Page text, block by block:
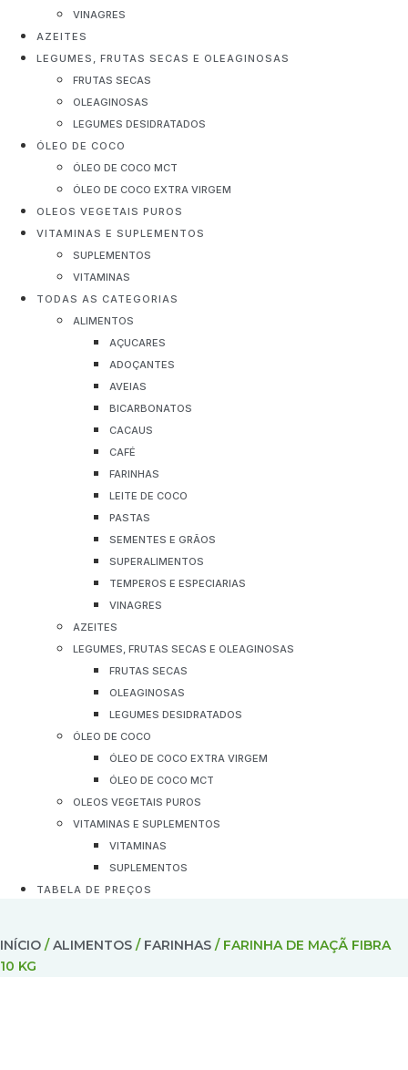
VINAGRES
AZEITES
LEGUMES, FRUTAS SECAS E OLEAGINOSAS
FRUTAS SECAS
OLEAGINOSAS
LEGUMES DESIDRATADOS
ÓLEO DE COCO
ÓLEO DE COCO MCT
ÓLEO DE COCO EXTRA VIRGEM
OLEOS VEGETAIS PUROS
VITAMINAS E SUPLEMENTOS
SUPLEMENTOS
VITAMINAS
TODAS AS CATEGORIAS
ALIMENTOS
AÇUCARES
ADOÇANTES
AVEIAS
BICARBONATOS
CACAUS
CAFÉ
FARINHAS
LEITE DE COCO
PASTAS
SEMENTES E GRÃOS
SUPERALIMENTOS
TEMPEROS E ESPECIARIAS
VINAGRES
AZEITES
LEGUMES, FRUTAS SECAS E OLEAGINOSAS
FRUTAS SECAS
OLEAGINOSAS
LEGUMES DESIDRATADOS
ÓLEO DE COCO
ÓLEO DE COCO EXTRA VIRGEM
ÓLEO DE COCO MCT
OLEOS VEGETAIS PUROS
VITAMINAS E SUPLEMENTOS
VITAMINAS
SUPLEMENTOS
TABELA DE PREÇOS
INÍCIO /ALIMENTOS / FARINHAS / FARINHA DE MAÇÃ FIBRA
10 KG